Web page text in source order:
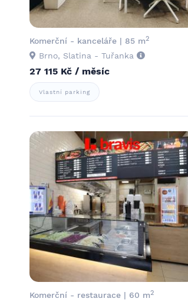
Komerční - kanceláře | 85 m2
Brno, Slatina - Tuřanka
27 115 Kč / měsíc
Vlastní parking
Komerční - restaurace | 60 m2